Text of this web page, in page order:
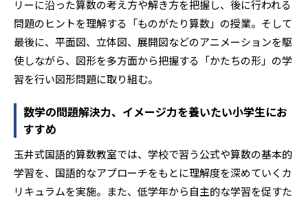
リーに沿った算数の考え方や解き方を把握し、後に行われる
問題のヒントを理解する「ものがたり算数」の授業。そして
最後に、平面図、立体図、展開図などのアニメーションを駆
使しながら、図形を多方面から把握する「かたちの形」の学
習を行い図形問題に取り組む。
数学の問題解決力、イメージ力を養いたい小学生にお
すすめ
玉井式国語的算数教室では、学校で習う公式や算数の基本的
学習を、国語的なアプローチをもとに理解度を深めていくカ
リキュラムを実施。また、低学年から自主的な学習を促すた